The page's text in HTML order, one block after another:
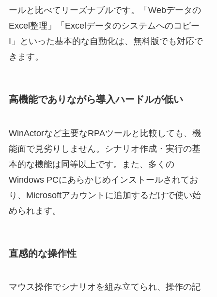
ールと比べてリーズナブルです。「Webデータの
Excel整理」「Excelデータのシステムへのコピー
I」といった基本的な自動化は、無料版でも対応で
きます。
高機能でありながら導入ハードルが低い
WinActorなど主要なRPAツールと比較しても、機
能面で見劣りしません。シナリオ作成・実行の基
本的な機能は同等以上です。また、多くの
Windows PCにあらかじめインストールされてお
り、Microsoftアカウントに追加するだけで使い始
められます。
直感的な操作性
マウス操作でシナリオを組み立てられ、操作の記